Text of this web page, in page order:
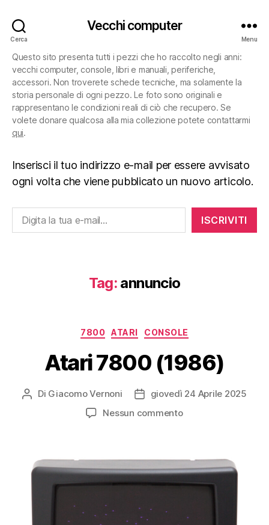
Cerca
Vecchi computer
Menu
Questo sito presenta tutti i pezzi che ho raccolto negli anni:
vecchi computer, console, libri e manuali, periferiche,
accessori. Non troverete schede tecniche, ma solamente la
storia personale di ogni pezzo. Le foto sono originali e
rappresentano le condizioni reali di ciò che recupero. Se
volete donare qualcosa alla mia collezione potete contattarmi
qui.
Inserisci il tuo indirizzo e-mail per essere avvisato
ogni volta che viene pubblicato un nuovo articolo.
Digita la tua e-mail...
ISCRIVITI
Tag: annuncio
Categorie
7800 ATARI CONSOLE
Atari 7800 (1986)
Autore
Di Giacomo Vernoni
Datagiovedì 24 Aprile 2025
Nessun commentosu